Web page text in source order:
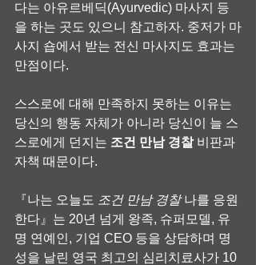
다는 아유르베딕(Ayurvedic) 마사지 등
을 하는 곳도 있으니 참고하자. 중저가 마
사지 숍에서 받는 전신 마사지도 효과는
만점이다.
스스로에 대해 만족하지 못하는 이유는
당신의 행동 자체가 아니라 당신이 늘 스
스로에게 던지는 조건 만남 경찰 비판과
자책 때문이다.
『나는 오늘도 조건 만남 경찰 나를 응원
한다』는 20년 넘게 왕족, 슈퍼모델, 유
명 연예인, 기업 CEO 등을 상담하며 명
성을 날린 영국 최고의 심리치료사가 10